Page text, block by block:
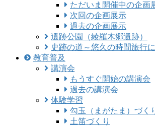
ただいま開催中の企画
次回の企画展示
過去の企画展示
遺跡公園（綾羅木郷遺跡）
史跡の道～悠久の時間旅行
教育普及
講演会
もうすぐ開始の講演会
過去の講演会
体験学習
勾玉（まがたま）づく
土笛づくり